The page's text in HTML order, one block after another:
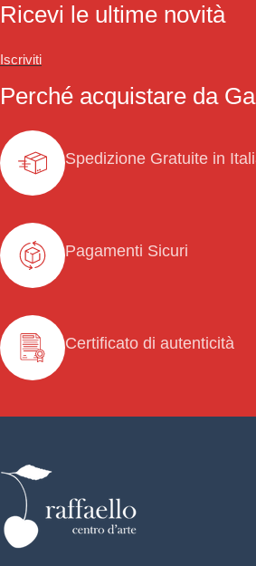
Ricevi le ultime novità
Iscriviti
Perché acquistare da
Spedizione Gratuite in
Pagamenti Sicuri
Certificato di autenticità